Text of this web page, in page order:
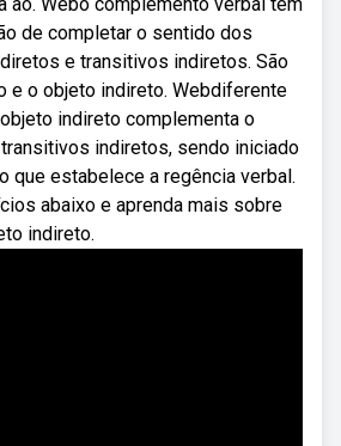
de completar o sentido dos
e transitivos indiretos. São
e o objeto indireto. Webdiferente
indireto complementa o
indiretos, sendo iniciado
que estabelece a regência verbal.
abaixo e aprenda mais sobre
indireto.